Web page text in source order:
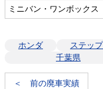
ミニバン・ワンボックス
ホンダ ステッ
千葉県
＜ 前の廃車実績